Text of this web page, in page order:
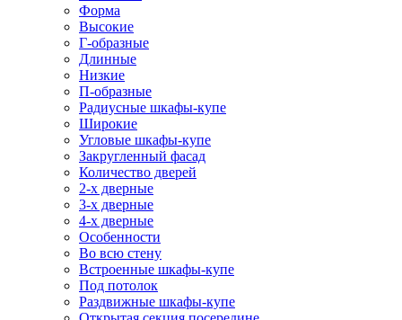
Форма
Высокие
Г-образные
Длинные
Низкие
П-образные
Радиусные шкафы-купе
Широкие
Угловые шкафы-купе
Закругленный фасад
Количество дверей
2-х дверные
3-х дверные
4-х дверные
Особенности
Во всю стену
Встроенные шкафы-купе
Под потолок
Раздвижные шкафы-купе